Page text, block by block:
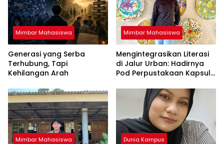
Mimbar Mahasiswa
Generasi yang Serba
Terhubung, Tapi
Kehilangan Arah
Mimbar Mahasiswa
Mengintegrasikan Literasi
di Jalur Urban: Hadirnya
Pod Perpustakaan Kapsul
Tren Terbaru
Mimbar Mahasiswa Dunia Kampus